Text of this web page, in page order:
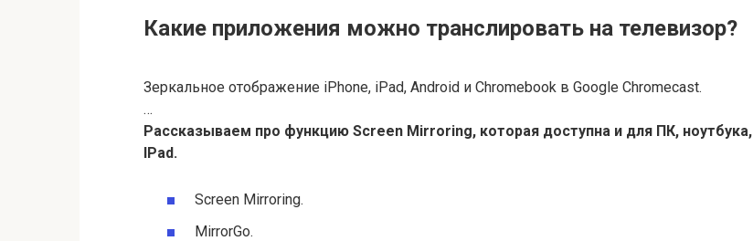
Какие приложения можно транслировать на телевизор?
Зеркальное отображение iPhone, iPad, Android и Chromebook в Google Chromecast.
…
Рассказываем про функцию Screen Mirroring, которая доступна и для ПК, ноутбука,
IPad.
Screen Mirroring.
MirrorGo.